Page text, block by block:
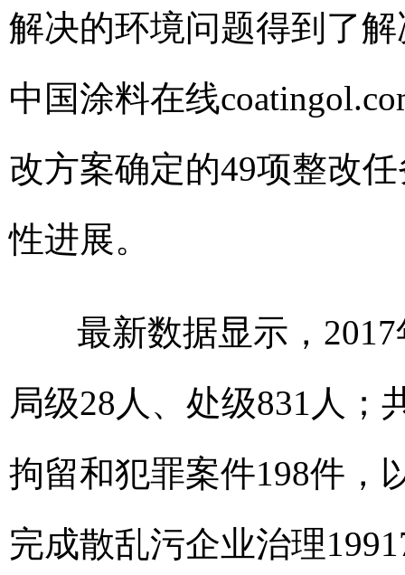
解决的环境问题得到了
中国涂料在线
改方案确定的49项整改
性进展。
最新数据显示，2017
局级28人、处级831人；
拘留和犯罪案件198件，
完成散乱污企业治理